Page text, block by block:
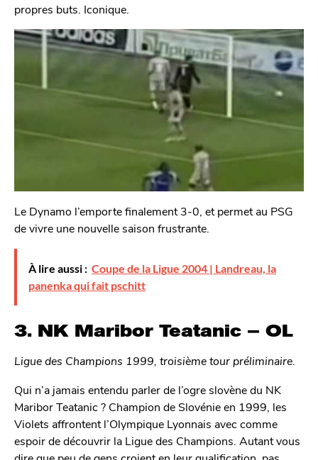
propres buts. Iconique.
Le Dynamo l’emporte finalement 3-0, et permet au PSG
de vivre une nouvelle saison frustrante.
À lire aussi : Coupe de la Ligue 2004 | Landreau, la
panenka qui fait pschitt
3. NK Maribor Teatanic – OL
Ligue des Champions 1999, troisième tour préliminaire.
Qui n’a jamais entendu parler de l’ogre slovène du NK
Maribor Teatanic ? Champion de Slovénie en 1999, les
Violets affrontent l’Olympique Lyonnais avec comme
espoir de découvrir la Ligue des Champions. Autant vous